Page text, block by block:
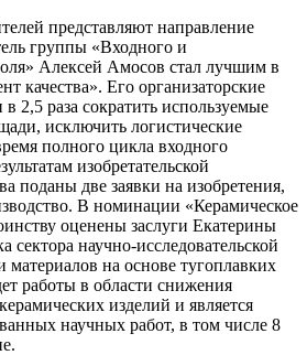
представляют направление
группы «Входного и
Алексей Амосов стал лучшим в
качества». Его организаторские
2,5 раза сократить используемые
исключить логистические
полного цикла входного
изобретательской
поданы две заявки на изобретения,
В номинации «Керамическое
оценены заслуги Екатерины
научно-исследовательской
материалов на основе тугоплавких
работы в области снижения
изделий и является
научных работ, в том числе 8